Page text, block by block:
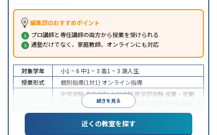
編集部のおすすめポイント
プロ講師と専任講師の両方から授業を受けられる
通塾だけでなく、家庭教師、オンラインにも対応
続きを見る
対象学年 小1 ~ 6 中1 ~ 3 高1 ~ 3 浪人生
授業形式
個別指導(1対1) オンライン指導
中学受験高校受験大学受験 医学部受験 授業・定期
テスト対策
内申点対策 学習習慣の定着
(旧AO)対策推薦入試対策学校別特化対策国公立大
私大対策共通テスト対策
英語・英会話特化
近くの教室を探す